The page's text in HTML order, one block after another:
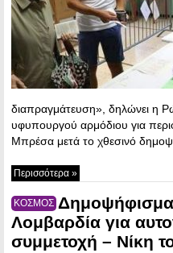
διαπραγμάτευση», δηλώνει η
υφυπουργού αρμόδιου για
Μπρέσα μετά το χθεσινό
Περισσότερα »
ΚΟΣΜΟΣ Δημοψήφισμα
Λομβαρδία για
συμμετοχή – Νίκη